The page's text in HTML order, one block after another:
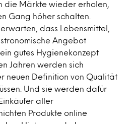
die Märkte wieder erholen,
Gang höher schalten.
dass Lebensmittel,
Angebot
gutes Hygienekonzept
Jahren werden sich
neuen Definition von Qualität
Und sie werden dafür
aller
Produkte online